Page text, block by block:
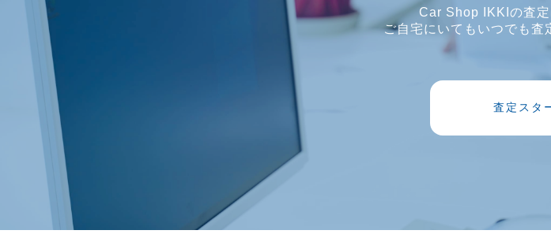
Car Shop IKKIの査定
ご自宅にいてもいつでも査
査定スタ